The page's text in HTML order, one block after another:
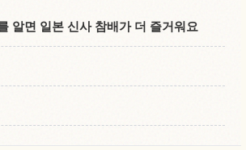
알면 일본 신사 참배가 더 즐거워요